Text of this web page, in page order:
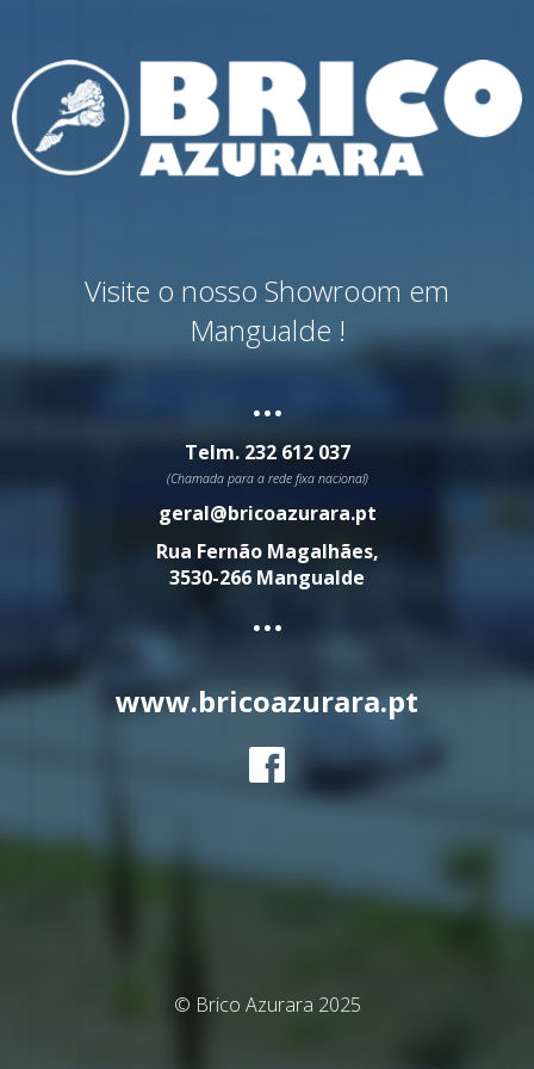
Visite o nosso Showroom em
Mangualde !
...
Telm. 232 612 037
(Chamada para a rede fixa nacional)
geral@bricoazurara.pt
Rua Fernão Magalhães,
3530-266 Mangualde
...
www.bricoazurara.pt
© Brico Azurara 2025